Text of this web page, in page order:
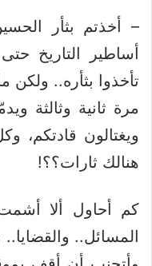
– أخذتم بثأر
أساطير التاريخ
تأخذوا بثأره.. ولكن
مرة ثانية وثالثة
ويغتالون قادتكم،
هنالك ثارات؟؟!
كم أحاول ألا
المسائل..